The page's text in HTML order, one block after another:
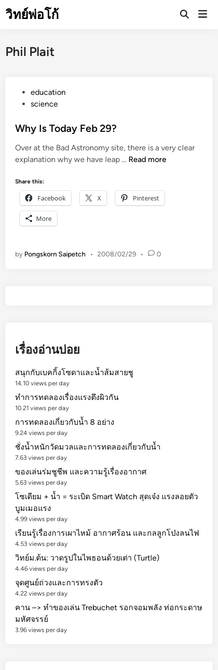
toวิทย์พ่อโก้
Open
Phil Plait
t
d
i
education
science
Why Is Today Feb 29?
Over at the Bad Astronomy site, there is a very clear
explanation why we have leap … W
I
s
a
Read more
Share this:
Facebook X Pinterest
More
by Pongskorn Saipetch • 2008/02/29 • 0
เรื่องอ่านบ่อย
สนุกกับเบคกิ้งโซดาและน้ำส้มสายชู
14.10 views per day
ทำการทดลองเรื่องแรงตึงผิวกัน
10.21 views per day
การทดลองเกี่ยวกับน้ำ 8 อย่าง
9.24 views per day
ชั่งน้ำหนักวัดมวลและการทดลองเกี่ยวกับน้ำ
7.63 views per day
ของเล่นร่มชูชีพ และความรู้เรื่องอากาศ
5.63 views per day
โซเดียม + น้ำ = ระเบิด Smart Watch สุดเจ๋ง แรงลอยตัว
บูมเมอแรง
4.99 views per day
เรียนรู้เรื่องการเผาไหม้ อากาศร้อน และกลลูกโป่งลนไฟ
4.53 views per day
วิทย์ม.ต้น: วาดรูปในไพธอนด้วยเต่า (Turtle)
4.46 views per day
จุดศูนย์ถ่วงและการทรงตัว
4.22 views per day
คาน –> ทำของเล่น Trebuchet รอกจอมพลัง ท่อกระดาษ
มหัศจรรย์
3.96 views per day